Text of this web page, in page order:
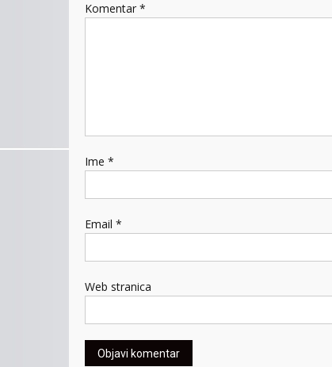
Komentar *
Ime *
Email *
Web stranica